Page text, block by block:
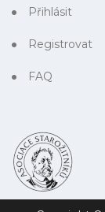
Přihlásit
Registrovat
FAQ